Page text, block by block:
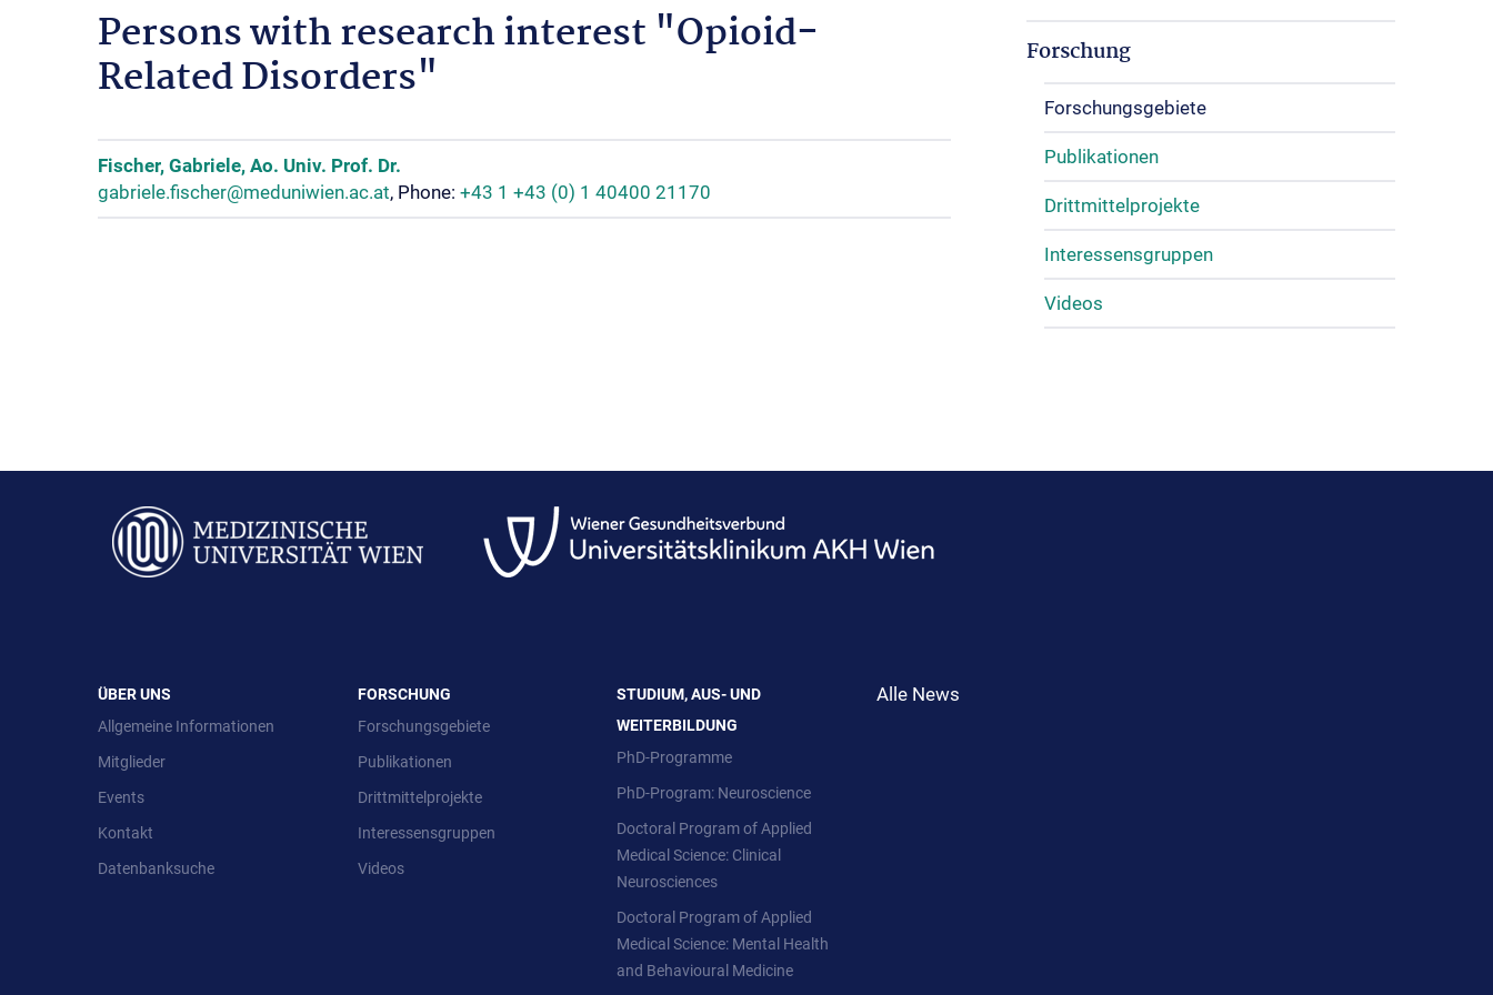
Persons with research interest "Opioid-
Related Disorders"
Fischer, Gabriele, Ao. Univ. Prof. Dr.
gabriele.fischer@meduniwien.ac.at, Phone: +43 1 +43 (0) 1 40400 21170
Forschung
Forschungsgebiete
Publikationen
Drittmittelprojekte
Interessensgruppen
Videos
ÜBER UNS
Allgemeine Informationen
Mitglieder
Events
Kontakt
Datenbanksuche
FORSCHUNG
Forschungsgebiete
Publikationen
Drittmittelprojekte
Interessensgruppen
Videos
STUDIUM, AUS- UND
WEITERBILDUNG
PhD-Programme
PhD-Program: Neuroscience
Doctoral Program of Applied
Medical Science: Clinical
Neurosciences
Doctoral Program of Applied
Medical Science: Mental Health
and Behavioural Medicine
Alle News